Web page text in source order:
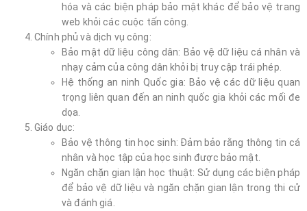
hóa và các biện pháp bảo mật khác để bảo vệ trang
web khỏi các cuộc tấn công.
Chính phủ và dịch vụ công:
Bảo mật dữ liệu công dân: Bảo vệ dữ liệu cá nhân và
nhạy cảm của công dân khỏi bị truy cập trái phép.
Hệ thống an ninh Quốc gia: Bảo vệ các dữ liệu quan
trọng liên quan đến an ninh quốc gia khỏi các mối đe
dọa.
Giáo dục:
Bảo vệ thông tin học sinh: Đảm bảo rằng thông tin cá
nhân và học tập của học sinh được bảo mật.
Ngăn chặn gian lận học thuật: Sử dụng các biện pháp
để bảo vệ dữ liệu và ngăn chặn gian lận trong thi cử
và đánh giá.